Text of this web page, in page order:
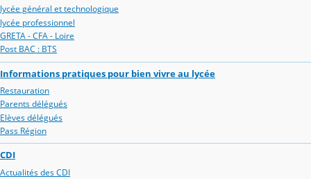
lycée général et technologique
lycée professionnel
GRETA - CFA - Loire
Post BAC : BTS
Informations pratiques pour bien vivre au lycée
Restauration
Parents délégués
Elèves délégués
Pass Région
CDI
Actualités des CDI